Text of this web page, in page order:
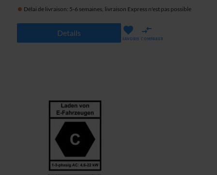
Délai de livraison: 5-6 semaines, livraison Express n'est pas possible
Details
FAVORIS COMPARER